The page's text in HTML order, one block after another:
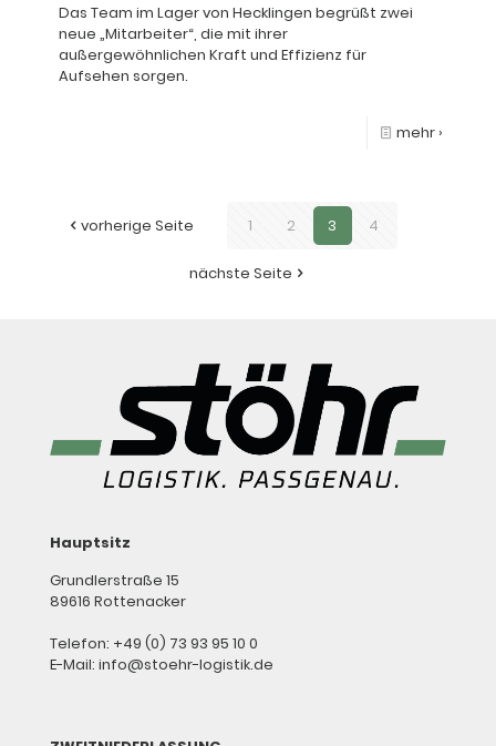
Das Team im Lager von Hecklingen begrüßt zwei
neue „Mitarbeiter“, die mit ihrer
außergewöhnlichen Kraft und Effizienz für
Aufsehen sorgen.
mehr ›
vorherige Seite 1 2 3 4
nächste Seite
Hauptsitz
Grundlerstraße 15
89616 Rottenacker
Telefon: +49 (0) 73 93 95 10 0
E-Mail: info@stoehr-logistik.de